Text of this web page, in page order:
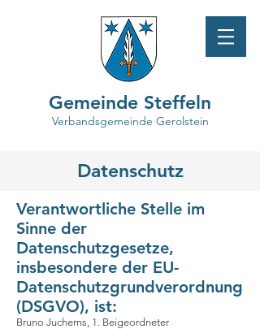
Gemeinde Steffeln
Verbandsgemeinde Gerolstein
Datenschutz
Verantwortliche Stelle im
Sinne der
Datenschutzgesetze,
insbesondere der EU-
Datenschutzgrundverordnung
(DSGVO), ist:
Bruno Juchems, 1. Beigeordneter